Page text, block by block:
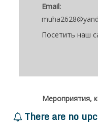
Email:
Посетить наш
Мероприятия,
There are no